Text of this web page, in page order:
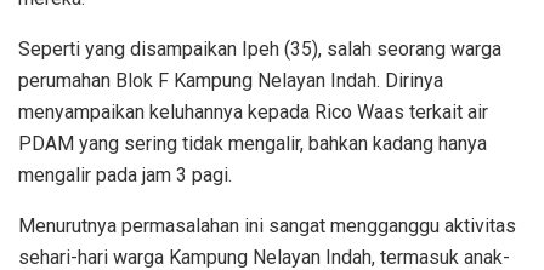
Seperti yang disampaikan Ipeh (35), salah seorang warga
perumahan Blok F Kampung Nelayan Indah. Dirinya
menyampaikan keluhannya kepada Rico Waas terkait air
PDAM yang sering tidak mengalir, bahkan kadang hanya
mengalir pada jam 3 pagi.
Menurutnya permasalahan ini sangat mengganggu aktivitas
sehari-hari warga Kampung Nelayan Indah, termasuk anak-